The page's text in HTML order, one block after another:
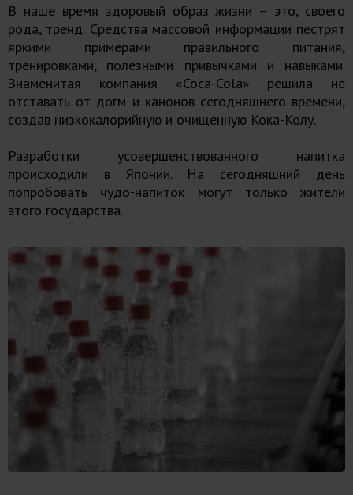
В наше время здоровый образ жизни – это, своего
рода, тренд. Средства массовой информации пестрят
яркими примерами правильного питания,
тренировками, полезными привычками и навыками.
Знаменитая компания «Coca-Cola» решила не
отставать от догм и канонов сегодняшнего времени,
создав низкокалорийную и очищенную Кока-Колу.
Разработки усовершенствованного напитка
происходили в Японии. На сегодняшний день
попробовать чудо-напиток могут только жители
этого государства.